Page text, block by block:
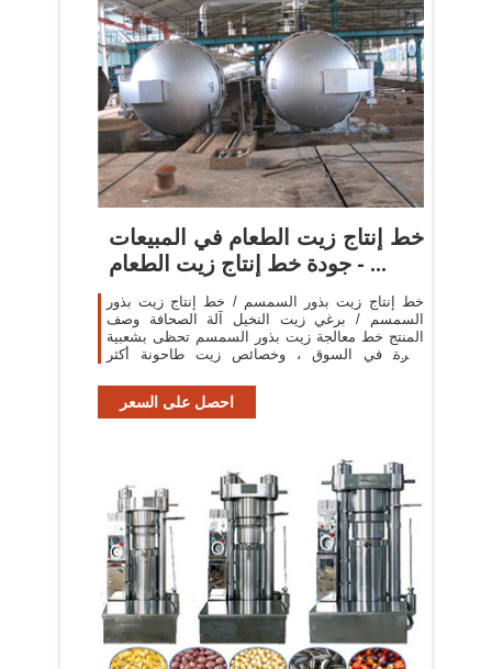
خط إنتاج زيت الطعام في المبيعات
- جودة خط إنتاج زيت الطعام ...
خط إنتاج زيت بذور السمسم / خط إنتاج زيت بذور
السمسم / برغي زيت النخيل آلة الصحافة وصف
المنتج خط معالجة زيت بذور السمسم تحظى بشعبية
كبيرة في السوق ، وخصائص زيت طاحونة أكثر
احصل على السعر